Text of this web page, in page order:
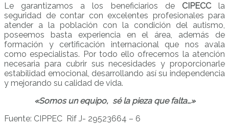
Le garantizamos a los beneficiarios de CIPECCla
seguridad de contar con excelentes profesionales para
atender a la población con la condición del autismo,
poseemos basta experiencia en el área, además de
formación y certificación internacional que nos avala
como especialistas. Por todo ello ofrecemos la atención
necesaria para cubrir sus necesidades y proporcionarle
estabilidad emocional, desarrollando así su independencia
y mejorando su calidad de vida.
«Somos un equipo, sé la pieza que falta…»
Fuente: CIPPEC Rif J- 29523664 – 6